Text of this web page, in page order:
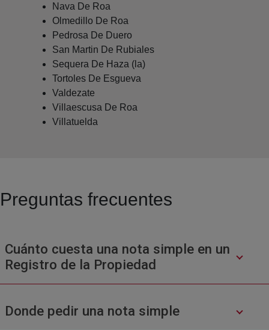
Nava De Roa
Olmedillo De Roa
Pedrosa De Duero
San Martin De Rubiales
Sequera De Haza (la)
Tortoles De Esgueva
Valdezate
Villaescusa De Roa
Villatuelda
Preguntas frecuentes
Cuánto cuesta una nota simple en un
Registro de la Propiedad
Donde pedir una nota simple